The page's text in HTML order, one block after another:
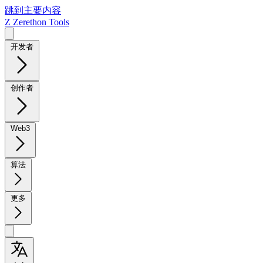
跳到主要内容
Z Zerethon Tools
开发者
创作者
Web3
算法
更多